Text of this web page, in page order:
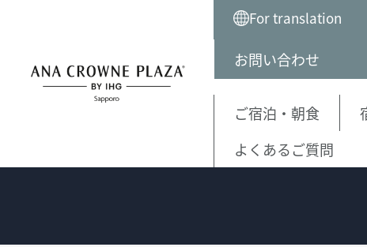
For translation
お問い合わせ
ご宿泊・朝食
よくあるご質問